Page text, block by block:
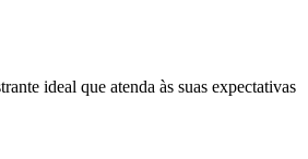
ideal que atenda às suas expectativas